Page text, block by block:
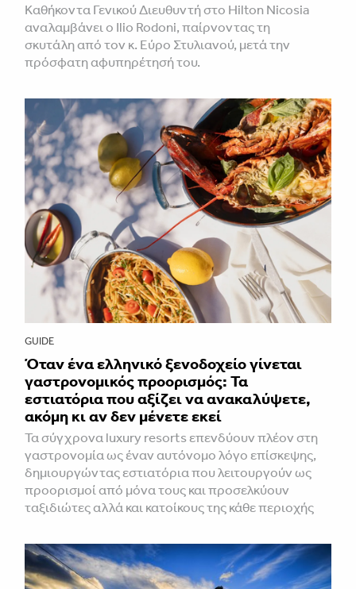
Καθήκοντα Γενικού Διευθυντή στο Hilton Nicosia
αναλαμβάνει ο Ilio Rodoni, παίρνοντας τη
σκυτάλη από τον κ. Εύρο Στυλιανού, μετά την
πρόσφατη αφυπηρέτησή του.
GUIDE
Όταν ένα ελληνικό ξενοδοχείο γίνεται
γαστρονομικός προορισμός: Τα
εστιατόρια που αξίζει να ανακαλύψετε,
ακόμη κι αν δεν μένετε εκεί
Τα σύγχρονα luxury resorts επενδύουν πλέον στη
γαστρονομία ως έναν αυτόνομο λόγο επίσκεψης,
δημιουργώντας εστιατόρια που λειτουργούν ως
προορισμοί από μόνα τους και προσελκύουν
ταξιδιώτες αλλά και κατοίκους της κάθε περιοχής